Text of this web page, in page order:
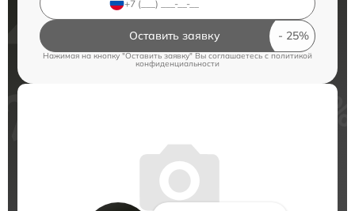
Оставить заявку
Нажимая на кнопку "Оставить заявку" Вы соглашаетесь c политикой
конфиденциальности